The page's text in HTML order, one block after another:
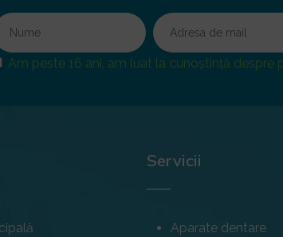
Am peste 16 ani, am luat la cunoștință despre
Servicii
Aparate dentare